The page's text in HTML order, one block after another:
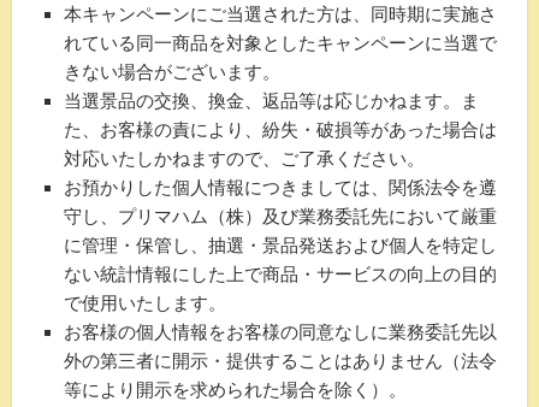
本キャンペーンにご当選された方は、同時期に実施さ
れている同一商品を対象としたキャンペーンに当選で
きない場合がございます。
当選景品の交換、換金、返品等は応じかねます。ま
た、お客様の責により、紛失・破損等があった場合は
対応いたしかねますので、ご了承ください。
お預かりした個人情報につきましては、関係法令を遵
守し、プリマハム（株）及び業務委託先において厳重
に管理・保管し、抽選・景品発送および個人を特定し
ない統計情報にした上で商品・サービスの向上の目的
で使用いたします。
お客様の個人情報をお客様の同意なしに業務委託先以
外の第三者に開示・提供することはありません（法令
等により開示を求められた場合を除く）。